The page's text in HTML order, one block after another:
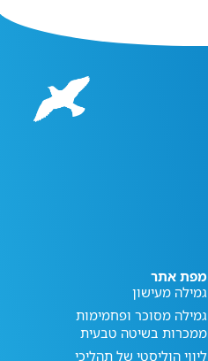
מפת אתר
גמילה מעישון
גמילה מסוכר ופחמימות
ממכרות בשיטה טבעית
ליווי הוליסטי של תהליכי